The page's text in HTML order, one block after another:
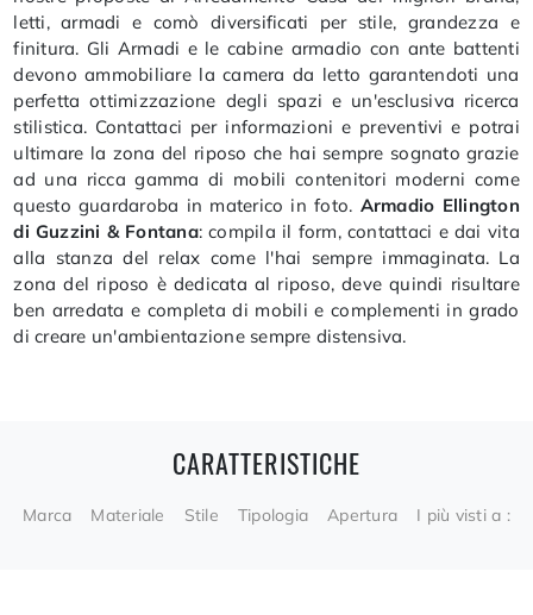
letti, armadi e comò diversificati per stile, grandezza e
finitura. Gli Armadi e le cabine armadio con ante battenti
devono ammobiliare la camera da letto garantendoti una
perfetta ottimizzazione degli spazi e un'esclusiva ricerca
stilistica. Contattaci per informazioni e preventivi e potrai
ultimare la zona del riposo che hai sempre sognato grazie
ad una ricca gamma di mobili contenitori moderni come
questo guardaroba in materico in foto. Armadio Ellington
di Guzzini & Fontana: compila il form, contattaci e dai vita
alla stanza del relax come l'hai sempre immaginata. La
zona del riposo è dedicata al riposo, deve quindi risultare
ben arredata e completa di mobili e complementi in grado
di creare un'ambientazione sempre distensiva.
CARATTERISTICHE
Marca Materiale Stile Tipologia Apertura I più visti a :